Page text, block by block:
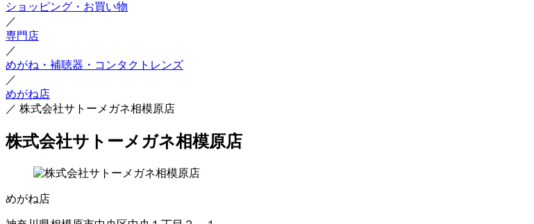
ショッピング・お買い物
／
専門店
／
めがね・補聴器・コンタクトレンズ
／
めがね店
／ 株式会社サトーメガネ相模原店
株式会社サトーメガネ相模原店
めがね店